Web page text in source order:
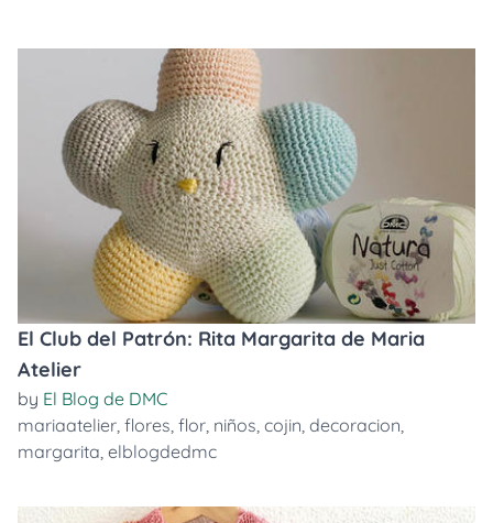
El Club del Patrón: Rita Margarita de Maria
Atelier
by El Blog de DMC
mariaatelier, flores, flor, niños, cojin, decoracion,
margarita, elblogdedmc